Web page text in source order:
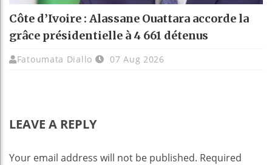
Côte d’Ivoire : Alassane Ouattara accorde la
grâce présidentielle à 4 661 détenus
Fatoumata Diallo 07 Aug 2026
LEAVE A REPLY
Your email address will not be published. Required